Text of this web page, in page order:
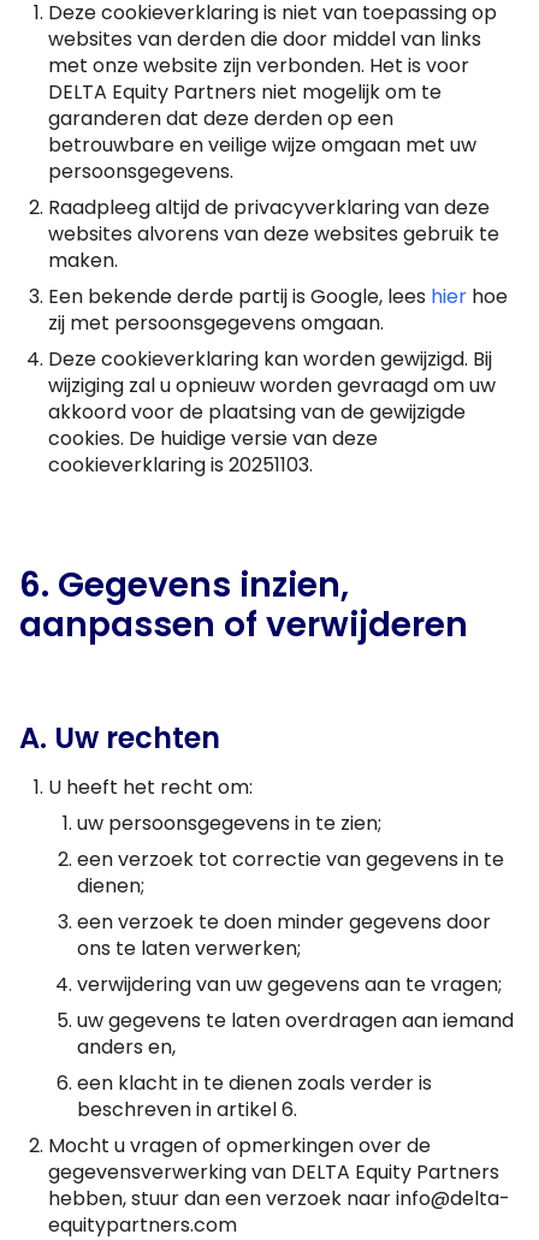
Deze cookieverklaring is niet van toepassing op
websites van derden die door middel van links
met onze website zijn verbonden. Het is voor
DELTA Equity Partners niet mogelijk om te
garanderen dat deze derden op een
betrouwbare en veilige wijze omgaan met uw
persoonsgegevens.
Raadpleeg altijd de privacyverklaring van deze
websites alvorens van deze websites gebruik te
maken.
Een bekende derde partij is Google, lees hier hoe
zij met persoonsgegevens omgaan.
Deze cookieverklaring kan worden gewijzigd. Bij
wijziging zal u opnieuw worden gevraagd om uw
akkoord voor de plaatsing van de gewijzigde
cookies. De huidige versie van deze
cookieverklaring is 20251103.
6. Gegevens inzien,
aanpassen of verwijderen
A. Uw rechten
U heeft het recht om:
uw persoonsgegevens in te zien;
een verzoek tot correctie van gegevens in te
dienen;
een verzoek te doen minder gegevens door
ons te laten verwerken;
verwijdering van uw gegevens aan te vragen;
uw gegevens te laten overdragen aan iemand
anders en,
een klacht in te dienen zoals verder is
beschreven in artikel 6.
Mocht u vragen of opmerkingen over de
gegevensverwerking van DELTA Equity Partners
hebben, stuur dan een verzoek naar info@delta-
equitypartners.com